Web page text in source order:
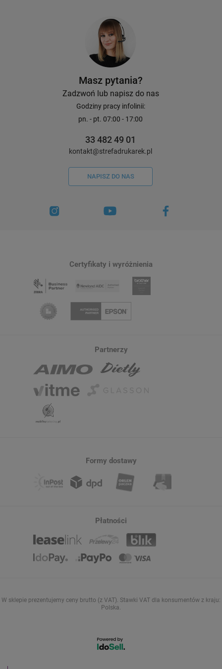
DO KOSZYKA
Masz pytania?
Zadzwoń lub napisz do nas
Godziny pracy infolinii:
pn. - pt. 07:00 - 17:00
33 482 49 01
kontakt@strefadrukarek.pl
NAPISZ DO NAS
Certyfikaty i wyróżnienia
Partnerzy
Formy dostawy
Płatności
W sklepie prezentujemy ceny brutto (z VAT). Stawki VAT dla konsumentów z kraju:
Polska.